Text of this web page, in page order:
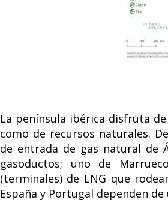
La península ibérica disfruta
como de recursos naturales.
de entrada de gas natural de
gasoductos; uno de
(terminales) de LNG que
España y Portugal dependen